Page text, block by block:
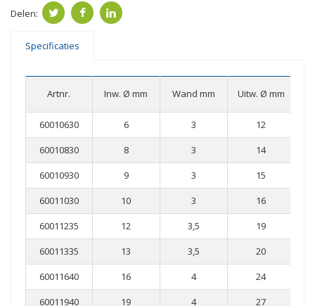
Delen:
Specificaties
Artnr. Inw. Ø mm Wand mm Uitw. Ø mm
60010630 6 3
12
60010830
8 3
14
60010930
9 3
15
60011030
10 3
16
60011235
12 3,5
19
60011335
13 3,5
20
60011640
16 4
24
60011940
19 4
27